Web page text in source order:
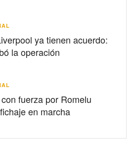
ya tienen acuerdo:
la operación
fuerza por Romelu
en marcha